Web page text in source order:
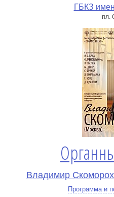
ГБКЗ
пл.
Владимир
Программа и